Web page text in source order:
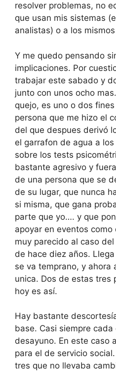
resolver problemas, no
que usan mis sistemas
analistas) o a los
Y me quedo pensando
implicaciones. Por
trabajar este sabado y
junto con unos ocho
quejo, es uno o dos
persona que me hizo el
del que despues derivó
el garrafon de agua a
sobre los tests
bastante agresivo y
de una persona que se
de su lugar, que nunca
si misma, que gana
parte que yo…. y que
apoyar en eventos
muy parecido al caso
de hace diez años.
se va temprano, y ahora
unica. Dos de estas tres
hoy es así.
Hay bastante
base. Casi siempre
desayuno. En este caso
para el de servicio
tres que no llevaba